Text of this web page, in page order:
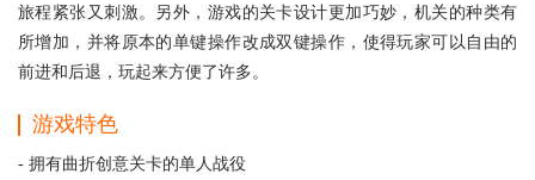
旅程紧张又刺激。另外，游戏的关卡设计更加巧妙，机关的种类有
所增加，并将原本的单键操作改成双键操作，使得玩家可以自由的
前进和后退，玩起来方便了许多。
游戏特色
- 拥有曲折创意关卡的单人战役